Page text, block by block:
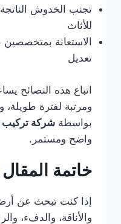
تجنب الخدوش
للأثاث
الاستعانة بمتخصصين
تعديل
اتباع هذه النصائح
ومرتبة لفترة
بواسطة شركة تركيب
واضح ومستمر.
خاتمة المقال
إذا كنت تبحث عن
والأناقة، والدفء،